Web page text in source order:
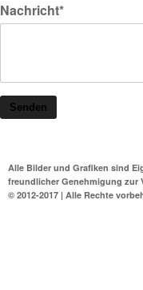
Nachricht*
Senden
Alle Bilder und Grafiken sind
freundlicher Genehmigung zur
© 2012-2017 | Alle Rechte